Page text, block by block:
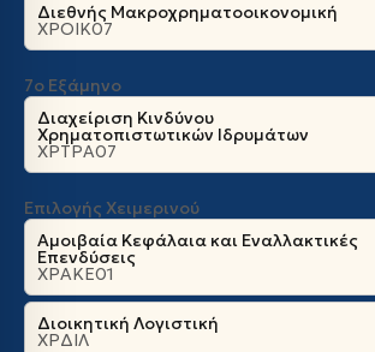
Διεθνής Μακροχρηματοοικονομική
ΧΡΟΙΚ07
7ο Εξάμηνο
Διαχείριση Κινδύνου
Χρηματοπιστωτικών Ιδρυμάτων
ΧΡΤΡΑ07
Επιλογής Χειμερινού
Αμοιβαία Κεφάλαια και Εναλλακτικές
Επενδύσεις
ΧΡΑΚΕ01
Διοικητική Λογιστική
ΧΡΔΙΛ